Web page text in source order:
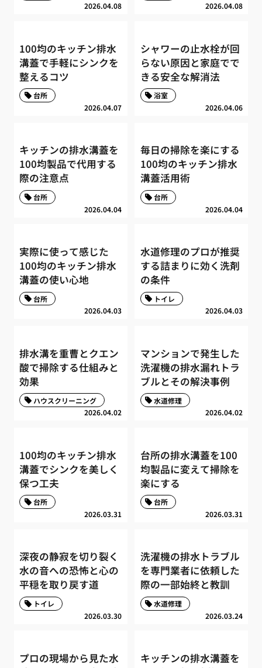
2026.04.08 2026.04.08
100均のキッチン排水
溝蓋で手軽にシンクを
整えるコツ
2026.04.07
台所
シャワーの止水栓が回
らない原因と家庭でで
きる安全な解消法
2026.04.06
浴室
キッチンの排水溝蓋を
100均製品で代用する
際の注意点
2026.04.04
台所
毎日の掃除を楽にする
100均のキッチン排水
溝蓋活用術
2026.04.04
台所
実際に使って感じた
100均のキッチン排水
溝蓋の使い心地
2026.04.03
台所
水道修理のプロが推奨
する詰まりに効く洗剤
の条件
2026.04.03
トイレ
排水溝を重曹とクエン
酸で掃除する仕組みと
効果
2026.04.02
ハウスクリーニング
マンションで発生した
洗濯機の排水漏れトラ
ブルとその解決事例
2026.04.02
水道修理
100均のキッチン排水
溝蓋でシンクを美しく
保つ工夫
2026.03.31
台所
台所の排水溝蓋を100
均製品に変えて掃除を
楽にする
2026.03.31
台所
深夜の静寂を切り裂く
水の音への恐怖と心の
平穏を取り戻す道
2026.03.30
トイレ
洗濯機の排水トラブル
を専門業者に依頼した
際の一部始終と教訓
2026.03.24
水道修理
プロの現場から見た水
キッチンの排水溝蓋を